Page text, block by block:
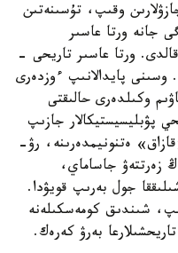
وقىپ، تۇسىنەتىن
جانە ورتا عاسىر
ورتا عاسىر تاريحى -
وسىنى پايدالانىپ ءوزدەرى
وكىلدەرى حالىقتى
پۋبليسيستيكالار جازىپ
ەتنونيمدەرىنە، رۋ-
زەرتتەۋ جاساماي،
جول بەرىپ قويۋدا.
شىندىق كومەسكىلەنە
بەرۋ كەرەك.